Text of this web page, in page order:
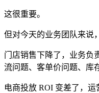
这很重要。
但对今天的业务团队来说
门店销售下降了，业务负
流问题、客单价问题、库
电商投放 ROI 变差了，